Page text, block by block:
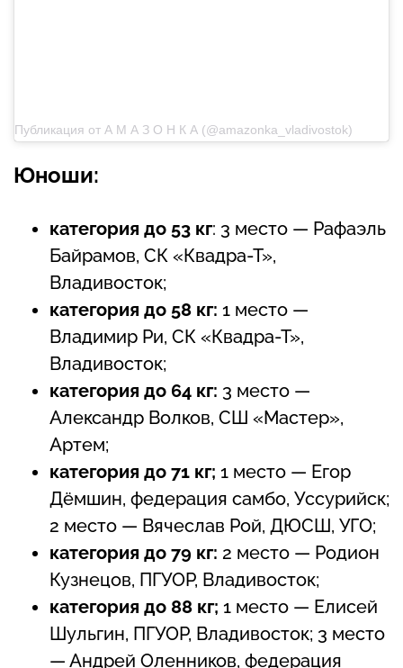
Публикация от А М А З О Н К А (@amazonka_vladivostok)
Юноши:
категория до 53 кг: 3 место — Рафаэль
Байрамов, СК «Квадра-Т»,
Владивосток;
категория до 58 кг: 1 место —
Владимир Ри, СК «Квадра-Т»,
Владивосток;
категория до 64 кг: 3 место —
Александр Волков, СШ «Мастер»,
Артем;
категория до 71 кг; 1 место — Егор
Дёмшин, федерация самбо, Уссурийск;
2 место — Вячеслав Рой, ДЮСШ, УГО;
категория до 79 кг: 2 место — Родион
Кузнецов, ПГУОР, Владивосток;
категория до 88 кг; 1 место — Елисей
Шульгин, ПГУОР, Владивосток; 3 место
— Андрей Оленников, федерация